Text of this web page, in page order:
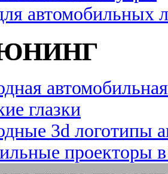
автомобильных
глазки
3d логотипы
проекторы